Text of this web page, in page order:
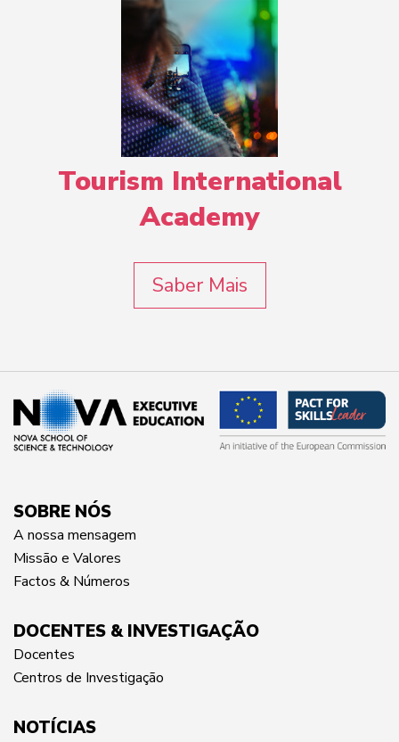
Tourism International
Academy
Saber Mais
SOBRE NÓS
A nossa mensagem
Missão e Valores
Factos & Números
DOCENTES & INVESTIGAÇÃO
Docentes
Centros de Investigação
NOTÍCIAS